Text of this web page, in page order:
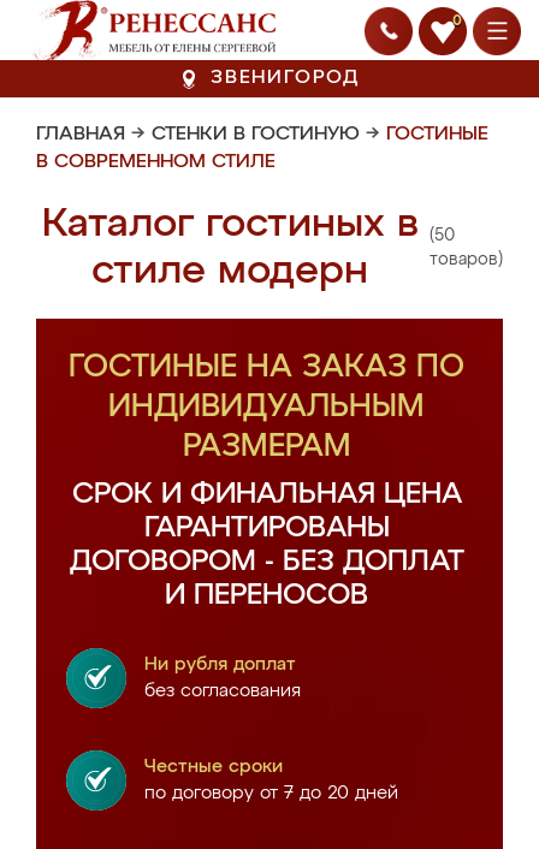
0
ЗВЕНИГОРОД
ГЛАВНАЯ → СТЕНКИ В ГОСТИНУЮ → ГОСТИНЫЕ
В СОВРЕМЕННОМ СТИЛЕ
Каталог гостиных в
стиле модерн
(50
товаров)
ГОСТИНЫЕ НА ЗАКАЗ ПО
ИНДИВИДУАЛЬНЫМ
РАЗМЕРАМ
СРОК И ФИНАЛЬНАЯ ЦЕНА
ГАРАНТИРОВАНЫ
ДОГОВОРОМ - БЕЗ ДОПЛАТ
И ПЕРЕНОСОВ
Ни рубля доплат
без согласования
Честные сроки
по договору от 7 до 20 дней